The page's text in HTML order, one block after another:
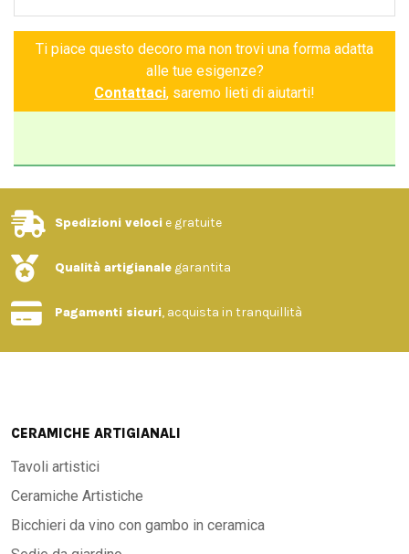
Ti piace questo decoro ma non trovi una forma adatta
alle tue esigenze?
Contattaci, saremo lieti di aiutarti!
Spedizioni veloci e gratuite
Qualità artigianale garantita
Pagamenti sicuri, acquista in tranquillità
CERAMICHE ARTIGIANALI
Tavoli artistici
Ceramiche Artistiche
Bicchieri da vino con gambo in ceramica